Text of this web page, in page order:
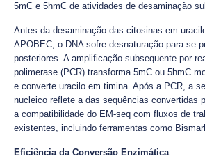
5mC e 5hmC de atividades de desaminação
Antes da desaminação das citosinas em
APOBEC, o DNA sofre desnaturação para se
posteriores. A amplificação subsequente por
polimerase (PCR) transforma 5mC ou 5hmC
e converte uracilo em timina. Após a PCR, a
nucleico reflete a das sequências convertidas
a compatibilidade do EM-seq com fluxos de
existentes, incluindo ferramentas como
Eficiência da Conversão Enzimática